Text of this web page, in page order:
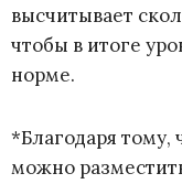
высчитывает
чтобы в итоге
норме.
*Благодаря тому,
можно